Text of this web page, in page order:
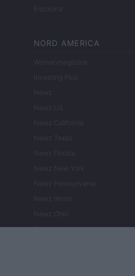
Encocina
NORD AMERICA
Womanmagazine
Investing Plus
Newz
Newz US
Newz California
Newz Texas
Newz Florida
Newz New York
Newz Pennsylvania
Newz Illinois
Newz Ohio
Gameland